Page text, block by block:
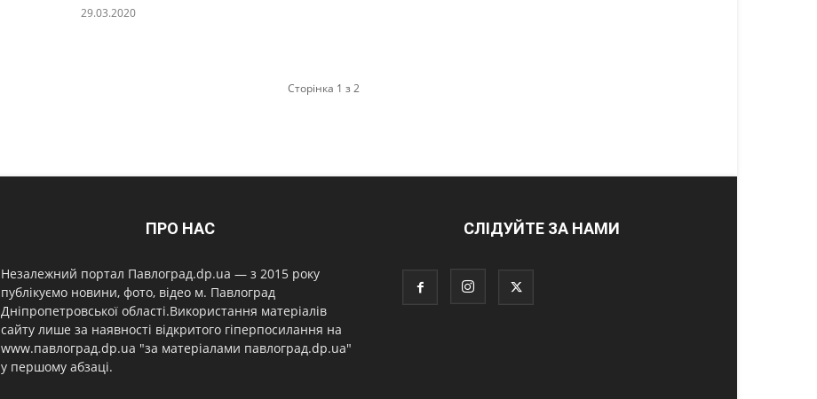
29.03.2020
Сторінка 1 з 2
ПРО НАС
Незалежний портал Павлоград.dp.ua — з 2015 року
публікуємо новини, фото, відео м. Павлоград
Дніпропетровської області.Використання матеріалів
сайту лише за наявності відкритого гіперпосилання на
www.павлоград.dp.ua "за матеріалами павлоград.dp.ua"
у першому абзаці.
СЛІДУЙТЕ ЗА НАМИ